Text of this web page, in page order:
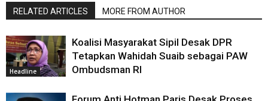
RELATED ARTICLES MORE FROM AUTHOR
Headline
Koalisi Masyarakat Sipil Desak DPR
Tetapkan Wahidah Suaib sebagai PAW
Ombudsman RI